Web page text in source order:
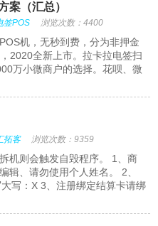
案（汇总）
签POS 浏览次数：4400
机，无秒到费，分为非押金
2020全新上市。拉卡拉电签扫
万小微商户的选择。花呗、微
拓客 浏览次数：9359
机则会触发自毁程序。 1、商
辑、请勿使用个人姓名。 2、
写：X 3、注册绑定结算卡请绑